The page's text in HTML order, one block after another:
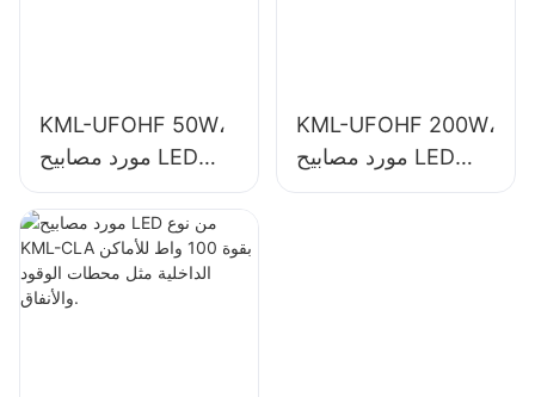
KML-UFOHF 50W،
مورد مصابيح LED
عالية الإضاءة للمصانع
الصناعية والمستودعات
وتطبيقات الإضاءة
الداخلية الأخرى.
KML-UFOHF 200W،
مورد مصابيح LED
عالية الإضاءة للإضاءة